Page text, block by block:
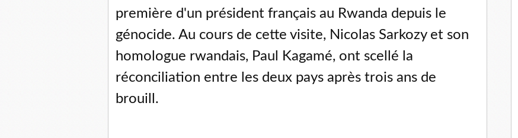
première d'un président français au Rwanda depuis le
génocide. Au cours de cette visite, Nicolas Sarkozy et son
homologue rwandais, Paul Kagamé, ont scellé la
réconciliation entre les deux pays après trois ans de
brouill.